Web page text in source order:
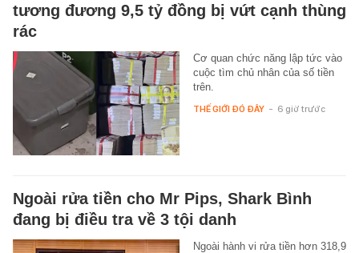
tương đương 9,5 tỷ đồng bị vứt cạnh thùng
rác
Cơ quan chức năng lập tức vào
cuộc tìm chủ nhân của số tiền
trên.
THẾ GIỚI ĐÓ ĐÂY - 6 giờ trước
Ngoài rửa tiền cho Mr Pips, Shark Bình
đang bị điều tra về 3 tội danh
Ngoài hành vi rửa tiền hơn 318,9